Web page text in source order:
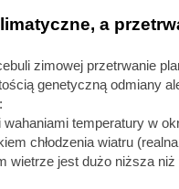
a
zimowej przetrwanie
genetyczną odmiany
wahaniami temperatury w
chłodzenia wiatru
wietrze jest dużo niższa